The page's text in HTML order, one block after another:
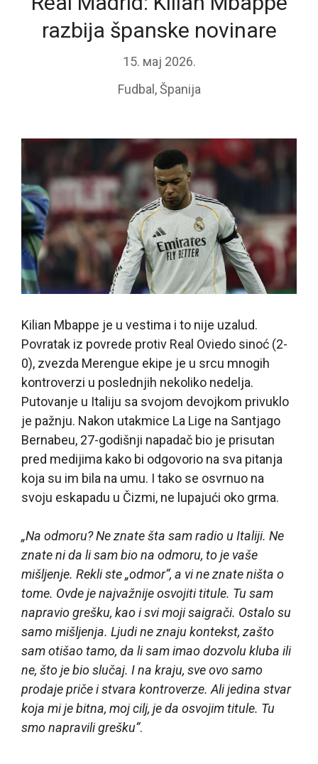
razbija španske novinare
15. мај 2026.
Fudbal ,Španija
Kilian Mbappe je u vestima i to nije uzalud.
Povratak iz povrede protiv Real Oviedo sinoć (2-
0), zvezda Merengue ekipe je u srcu mnogih
kontroverzi u poslednjih nekoliko nedelja.
Putovanje u Italiju sa svojom devojkom privuklo
je pažnju. Nakon utakmice La Lige na Santjago
Bernabeu, 27-godišnji napadač bio je prisutan
pred medijima kako bi odgovorio na sva pitanja
koja su im bila na umu. I tako se osvrnuo na
svoju eskapadu u Čizmi, ne lupajući oko grma.
„Na odmoru? Ne znate šta sam radio u Italiji. Ne
znate ni da li sam bio na odmoru, to je vaše
mišljenje. Rekli ste „odmor“, a vi ne znate ništa o
tome. Ovde je najvažnije osvojiti titule. Tu sam
napravio grešku, kao i svi moji saigrači. Ostalo su
samo mišljenja. Ljudi ne znaju kontekst, zašto
sam otišao tamo, da li sam imao dozvolu kluba ili
ne, što je bio slučaj. I na kraju, sve ovo samo
prodaje priče i stvara kontroverze. Ali jedina stvar
koja mi je bitna, moj cilj, je da osvojim titule. Tu
smo napravili grešku“.